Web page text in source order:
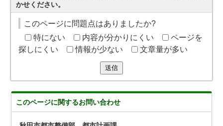
かせください。
このページに問題点はありましたか?
特にない
内容が分かりにくい
ページを
探しにくい
情報が少ない 文章量が多い
送信
このページに関するお問い合わせ